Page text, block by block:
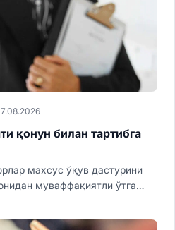
қонун билан тартибга
махсус ўқув дастурини
муваффақиятли ўтгач,